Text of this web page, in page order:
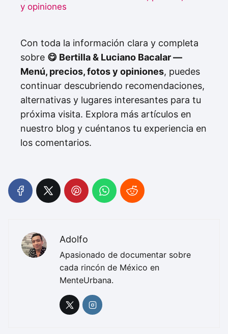
y opiniones
Con toda la información clara y completa
sobre 😋 Bertilla & Luciano Bacalar —
Menú, precios, fotos y opiniones, puedes
continuar descubriendo recomendaciones,
alternativas y lugares interesantes para tu
próxima visita. Explora más artículos en
nuestro blog y cuéntanos tu experiencia en
los comentarios.
Adolfo
Apasionado de documentar sobre
cada rincón de México en
MenteUrbana.